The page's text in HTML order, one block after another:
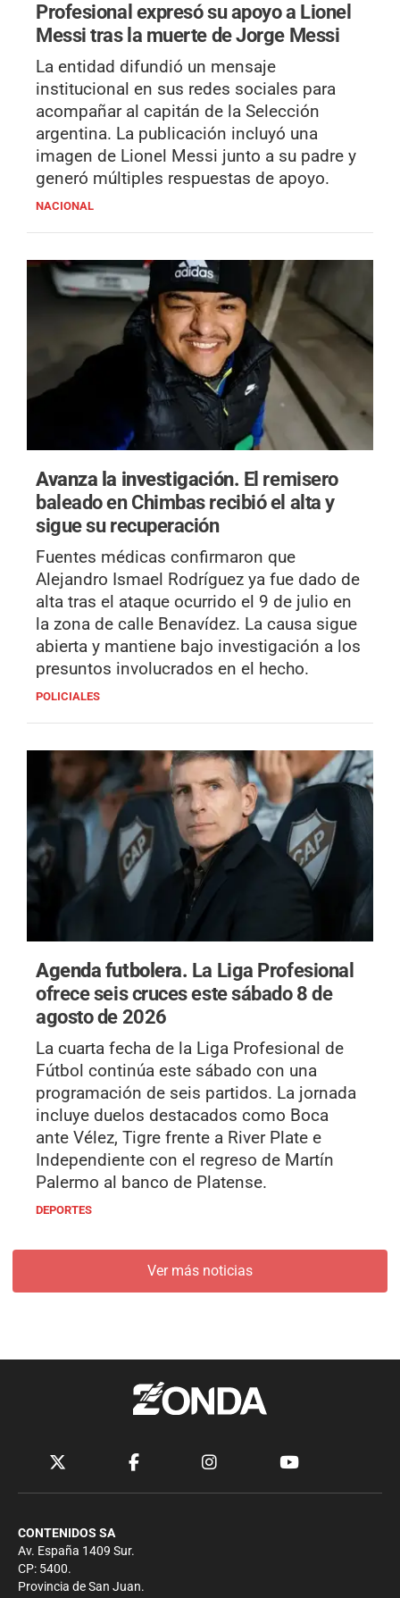
Profesional expresó su apoyo a Lionel
Messi tras la muerte de Jorge Messi
La entidad difundió un mensaje
institucional en sus redes sociales para
acompañar al capitán de la Selección
argentina. La publicación incluyó una
imagen de Lionel Messi junto a su padre y
generó múltiples respuestas de apoyo.
NACIONAL
Avanza la investigación. El remisero
baleado en Chimbas recibió el alta y
sigue su recuperación
Fuentes médicas confirmaron que
Alejandro Ismael Rodríguez ya fue dado de
alta tras el ataque ocurrido el 9 de julio en
la zona de calle Benavídez. La causa sigue
abierta y mantiene bajo investigación a los
presuntos involucrados en el hecho.
POLICIALES
Agenda futbolera. La Liga Profesional
ofrece seis cruces este sábado 8 de
agosto de 2026
La cuarta fecha de la Liga Profesional de
Fútbol continúa este sábado con una
programación de seis partidos. La jornada
incluye duelos destacados como Boca
ante Vélez, Tigre frente a River Plate e
Independiente con el regreso de Martín
Palermo al banco de Platense.
DEPORTES
Ver más noticias
CONTENIDOS SA
Av. España 1409 Sur.
CP: 5400.
Provincia de San Juan.